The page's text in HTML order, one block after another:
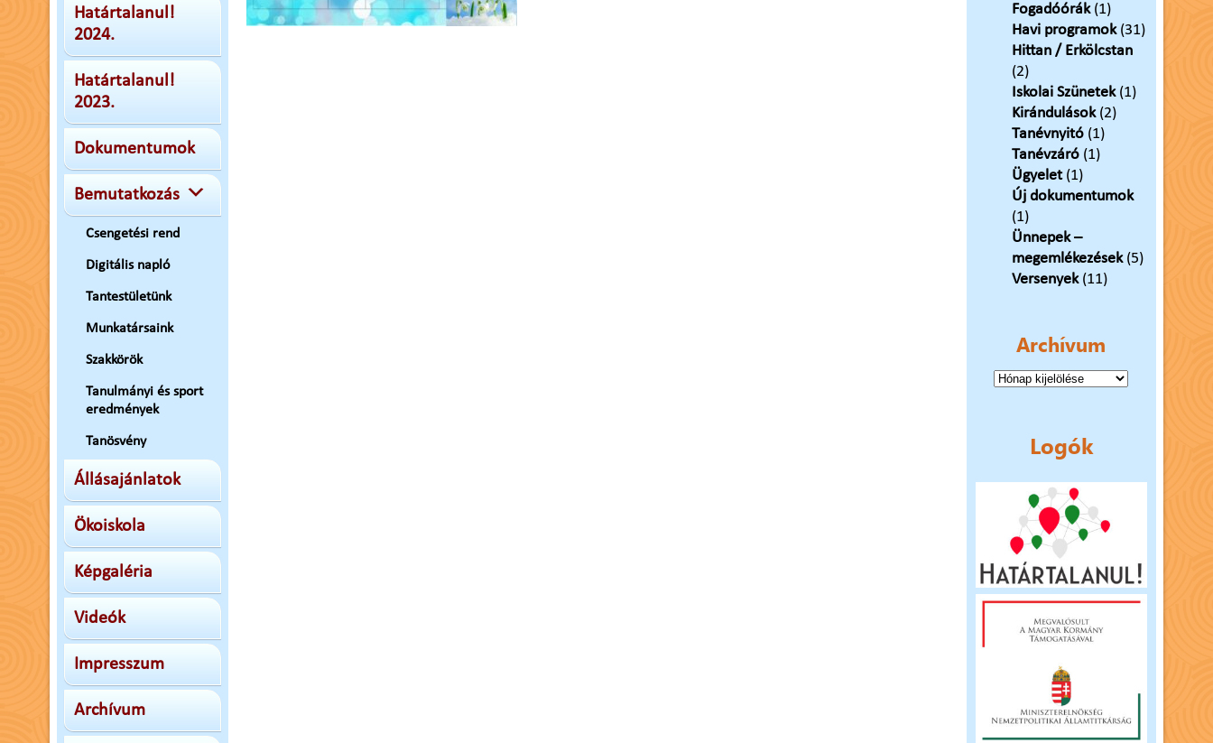
Határtalanul!
2024.
Határtalanul!
2023.
Dokumentumok
Bemutatkozás
Csengetési rend
Digitális napló
Tantestületünk
Munkatársaink
Szakkörök
Tanulmányi és sport
eredmények
Tanösvény
Állásajánlatok
Ökoiskola
Képgaléria
Videók
Impresszum
Archívum
Fogadóórák(1)
Havi programok(31)
Hittan / Erkölcstan
(2)
Iskolai Szünetek(1)
Kirándulások(2)
Tanévnyitó(1)
Tanévzáró(1)
Ügyelet(1)
Új dokumentumok
(1)
Ünnepek –
megemlékezések(5)
Versenyek(11)
Archívum
Archívum
Logók